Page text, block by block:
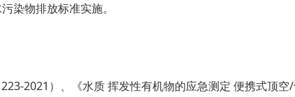
染物排放标准实施。
2021）、《水质 挥发性有机物的应急测定 便携式顶